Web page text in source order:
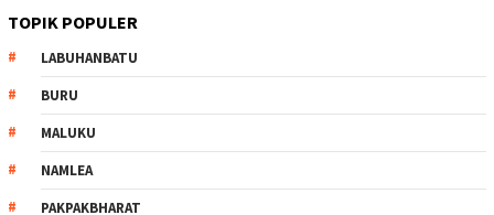
TOPIK POPULER
LABUHANBATU
BURU
MALUKU
NAMLEA
PAKPAKBHARAT